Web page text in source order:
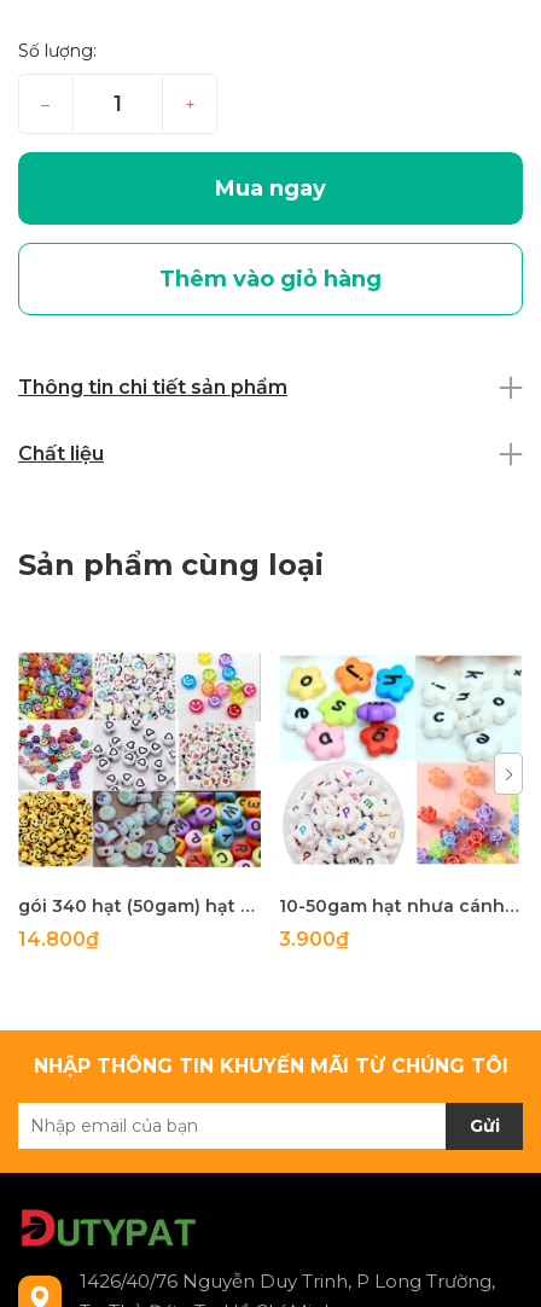
Số lượng:
– +
Mua ngay
Thêm vào giỏ hàng
Thông tin chi tiết sản phẩm
Chất liệu
Sản phẩm cùng loại
gói 340 hạt (50gam) hạt nhựa tròn 4x7mm in mặt cười, chữ, .... làm handmade, phụ kiện, trang trí tuỳ sở thích
14.800₫
10-50gam hạt nhưa cánh hoa in chữ cái , in mặt cười các kiểu size 10-12mm
3.900₫
NHẬP THÔNG TIN KHUYẾN MÃI TỪ CHÚNG TÔI
Gửi
1426/40/76 Nguyễn Duy Trinh, P Long Trường,